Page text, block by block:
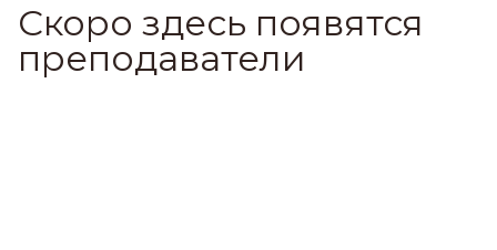
Скоро здесь появятся
преподаватели